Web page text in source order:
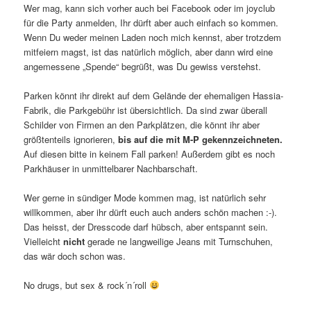
Wer mag, kann sich vorher auch bei Facebook oder im joyclub
für die Party anmelden, Ihr dürft aber auch einfach so kommen.
Wenn Du weder meinen Laden noch mich kennst, aber trotzdem
mitfeiern magst, ist das natürlich möglich, aber dann wird eine
angemessene „Spende“ begrüßt, was Du gewiss verstehst.
Parken könnt ihr direkt auf dem Gelände der ehemaligen Hassia-
Fabrik, die Parkgebühr ist übersichtlich. Da sind zwar überall
Schilder von Firmen an den Parkplätzen, die könnt ihr aber
größtenteils ignorieren, bis auf die mit M-P gekennzeichneten.
Auf diesen bitte in keinem Fall parken! Außerdem gibt es noch
Parkhäuser in unmittelbarer Nachbarschaft.
Wer gerne in sündiger Mode kommen mag, ist natürlich sehr
willkommen, aber ihr dürft euch auch anders schön machen :-).
Das heisst, der Dresscode darf hübsch, aber entspannt sein.
Vielleichtnicht gerade ne langweilige Jeans mit Turnschuhen,
das wär doch schon was.
No drugs, but sex & rock´n´roll